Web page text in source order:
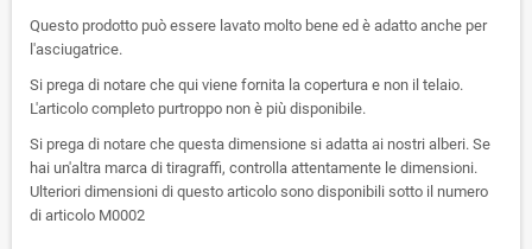
Questo prodotto può essere lavato molto bene ed è adatto anche per
l'asciugatrice.
Si prega di notare che qui viene fornita la copertura e non il telaio.
L'articolo completo purtroppo non è più disponibile.
Si prega di notare che questa dimensione si adatta ai nostri alberi. Se
hai un'altra marca di tiragraffi, controlla attentamente le dimensioni.
Ulteriori dimensioni di questo articolo sono disponibili sotto il numero
di articolo M0002